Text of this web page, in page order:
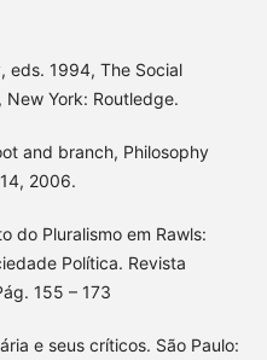
eds. 1994, The Social
York: Routledge.
and branch, Philosophy
2006.
do Pluralismo em Rawls:
Política. Revista
155 – 173
e seus críticos. São Paulo: